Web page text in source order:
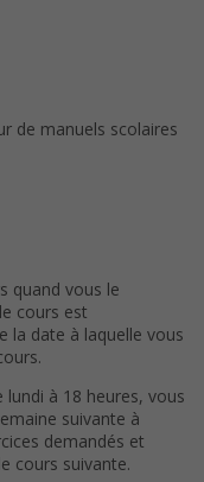
de manuels scolaires
quand vous le
cours est
la date à laquelle vous
lundi à 18 heures, vous
suivante à
demandés et
cours suivante.